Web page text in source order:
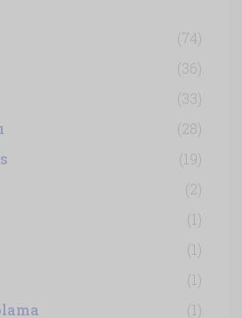
(74)
(36)
(33)
(28)
(19)
(2)
(1)
(1)
(1)
(1)